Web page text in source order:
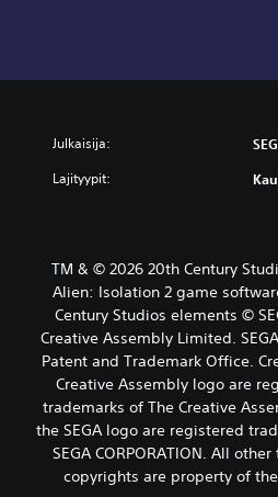
Julkaisija:
Lajityypit:
TM & © 2026 20th Century
Alien: Isolation 2 game
Century Studios elements ©
Creative Assembly Limited.
Patent and Trademark Office.
Creative Assembly logo are
trademarks of The Creative
the SEGA logo are registered
SEGA CORPORATION. All
copyrights are property of